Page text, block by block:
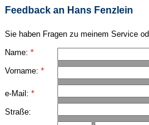
Feedback an Hans Fenzlein
Sie haben Fragen zu meinem Service
Name: *
Vorname: *
e-Mail: *
Straße: